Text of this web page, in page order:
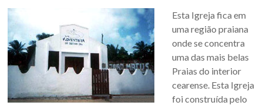
Esta Igreja fica em
uma região praiana
onde se concentra
uma das mais belas
Praias do interior
cearense. Esta Igreja
foi construída pelo